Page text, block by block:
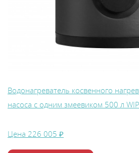
Водонагреватель косвенного
насоса с одним змеевиком 500 л
Цена 226 005 ₽